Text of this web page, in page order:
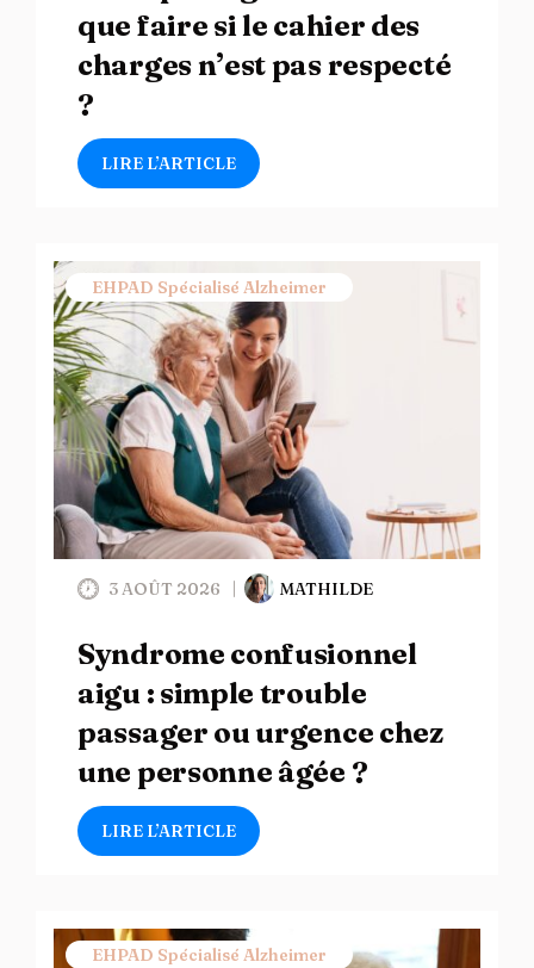
que faire si le cahier des
charges n’est pas respecté
?
LIRE L’ARTICLE
EHPAD Spécialisé Alzheimer
3 AOÛT 2026 MATHILDE
Syndrome confusionnel
aigu : simple trouble
passager ou urgence chez
une personne âgée ?
LIRE L’ARTICLE
EHPAD Spécialisé Alzheimer